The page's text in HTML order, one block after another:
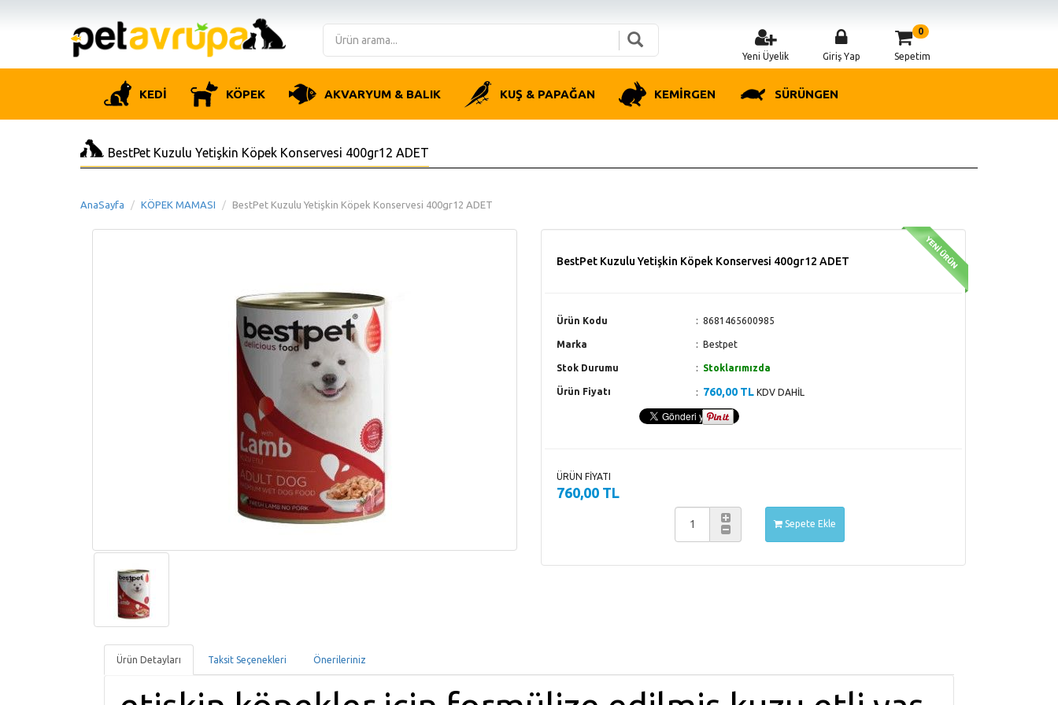
Yeni Üyelik Giriş Yap
0
Sepetim
KEDİ KÖPEK AKVARYUM & BALIK KUŞ & PAPAĞAN KEMİRGEN SÜRÜNGEN
BestPet Kuzulu Yetişkin Köpek Konservesi 400gr12 ADET
AnaSayfa KÖPEK MAMASI BestPet Kuzulu Yetişkin Köpek Konservesi 400gr12 ADET
BestPet Kuzulu Yetişkin Köpek Konservesi 400gr12 ADET
Ürün Kodu 8681465600985
Marka Bestpet
Stok Durumu Stoklarımızda
Ürün Fiyatı 760,00 TLKDV DAHİL
ÜRÜN FİYATI
760,00 TL
Sepete Ekle
Ürün Detayları Taksit Seçenekleri Önerileriniz